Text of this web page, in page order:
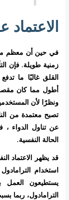
الاعتماد
في حين أن معظم
زمنية طويلة. فإن
القلق غالبًا ما
أطول مما كان
ونظرًا لأن
تصبح معتمدة من
عن تناول الدواء ،
الحالة النفسية.
قد يظهر الاعتماد
استخدام
يستطيعون
الترامادول، ربما